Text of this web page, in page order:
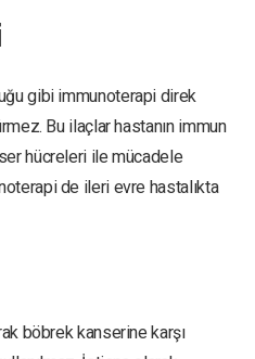
gibi immunoterapi direk
Bu ilaçlar hastanın immun
hücreleri ile mücadele
de ileri evre hastalıkta
böbrek kanserine karşı